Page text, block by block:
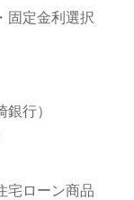
固定金利選択
行）
宅ローン商品